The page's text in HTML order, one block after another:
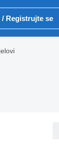
/ Registrujte se